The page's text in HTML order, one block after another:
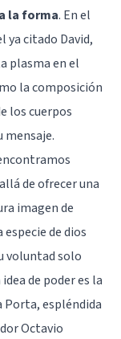
la forma. En el
ya citado David,
plasma en el
la composición
los cuerpos
mensaje.
de ofrecer una
imagen de
de dios
voluntad solo
de poder es la
Porta, espléndida
Octavio